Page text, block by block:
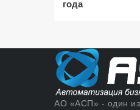
года
АО «АСП» - один из